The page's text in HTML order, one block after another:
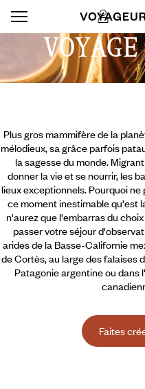
Plus gros mammifère de la
mélodieux, sa grâce parfois
la sagesse du monde.
donner la vie et se nourrir, les
lieux exceptionnels. Pourquoi
ce moment inestimable qu'est
n'aurez que l'embarras du
passer votre séjour
arides de la Basse-Californie
de Cortès,au large des falaises
Patagonie argentine ou dans
Faites